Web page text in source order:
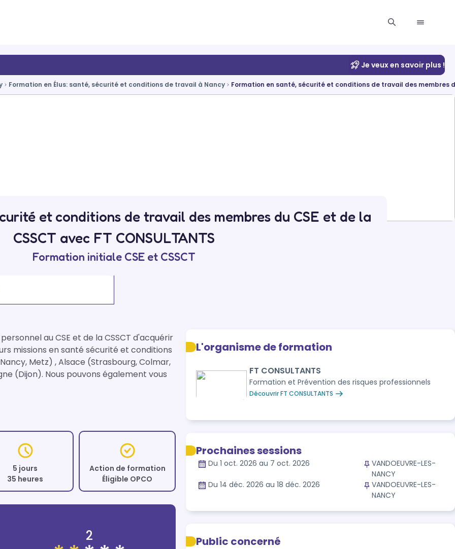
Je veux en savoir plus !
Formation en Élus: santé, sécurité et conditions de travail à Nancy Formation en santé, sécurité et conditions de travail des membres
et conditions de travail des membres du CSE et de la
CSSCT avec FT CONSULTANTS
Formation initiale CSE et CSSCT
au CSE et de la CSSCT d'acquérir
missions en santé sécurité et conditions
Metz) , Alsace (Strasbourg, Colmar,
(Dijon). Nous pouvons également vous
5 jours
35 heures
Action de formation
Éligible OPCO
2
L'organisme de formation
FT CONSULTANTS
Formation et Prévention des risques professionnels
Découvrir FT CONSULTANTS
Prochaines sessions
Du 1 oct. 2026 au 7 oct. 2026
VANDOEUVRE-LES-
NANCY
Du 14 déc. 2026 au 18 déc. 2026
VANDOEUVRE-LES-
NANCY
Public concerné